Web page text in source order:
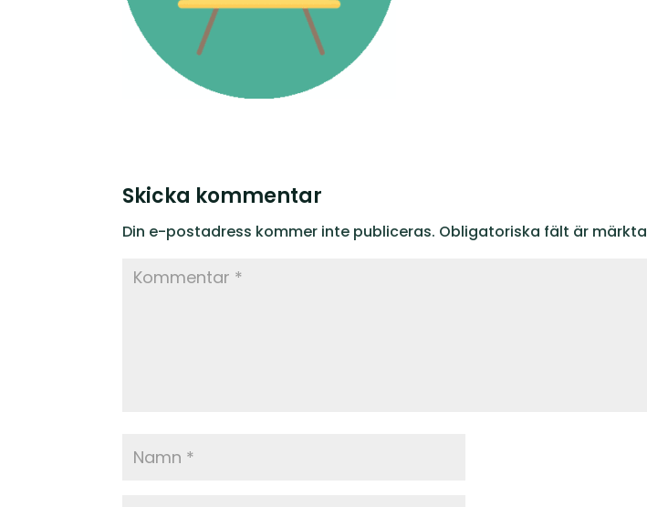
Skicka kommentar
Din e-postadress kommer inte publiceras. Obligatoriska fält är märkta